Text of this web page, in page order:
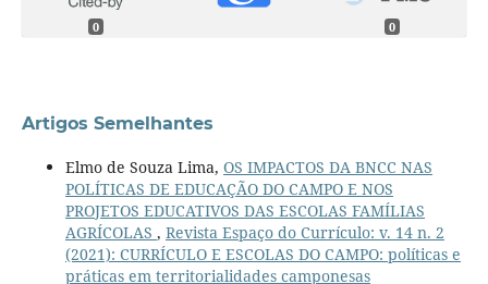
0 0
Artigos Semelhantes
Elmo de Souza Lima, OS IMPACTOS DA BNCC NAS
POLÍTICAS DE EDUCAÇÃO DO CAMPO E NOS
PROJETOS EDUCATIVOS DAS ESCOLAS FAMÍLIAS
AGRÍCOLAS , Revista Espaço do Currículo: v. 14 n. 2
(2021): CURRÍCULO E ESCOLAS DO CAMPO: políticas e
práticas em territorialidades camponesas